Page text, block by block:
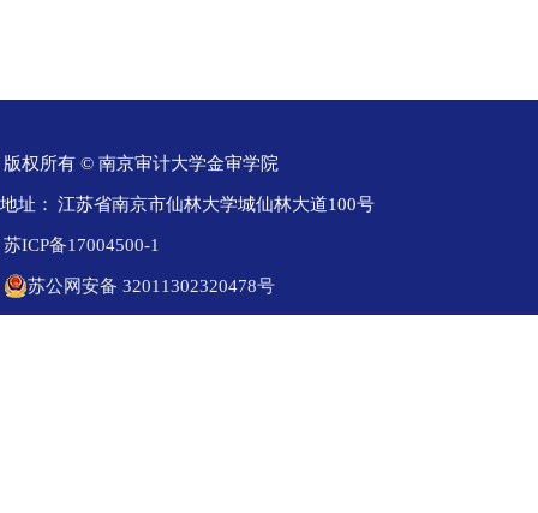
版权所有 © 南京审计大学金审学院
地址： 江苏省南京市仙林大学城仙林大道100号
苏ICP备17004500-1
苏公网安备 32011302320478号